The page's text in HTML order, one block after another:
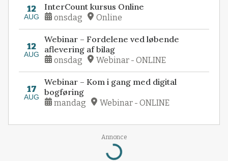
12
AUG
InterCount kursus Online
onsdag Online
12
AUG
Webinar – Fordelene ved løbende
aflevering af bilag
onsdag Webinar - ONLINE
17
AUG
Webinar – Kom i gang med digital
bogføring
mandag Webinar - ONLINE
Annonce
Loading...